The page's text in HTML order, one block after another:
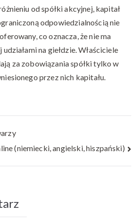
od spółki akcyjnej, kapitał
odpowiedzialnością nie
co oznacza, że nie ma
na giełdzie. Właściciele
za zobowiązania spółki tylko w
przez nich kapitału.
(niemiecki, angielski, hiszpański)